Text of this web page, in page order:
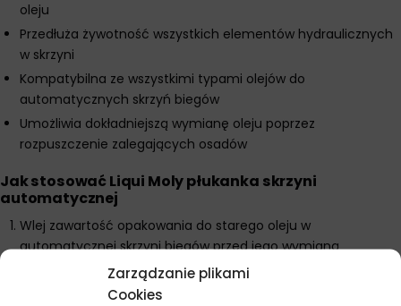
Zarządzanie plikami
Cookies
oleju
Przedłuża żywotność wszystkich elementów hydraulicznych
w skrzyni
Kompatybilna ze wszystkimi typami olejów do
automatycznych skrzyń biegów
Umożliwia dokładniejszą wymianę oleju poprzez
rozpuszczenie zalegających osadów
Jak stosować Liqui Moly płukanka skrzyni
automatycznej
Wlej zawartość opakowania do starego oleju w
automatycznej skrzyni biegów przed jego wymianą
Uruchom silnik i pozostaw na biegu jałowym przez 10-15